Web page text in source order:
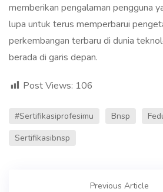
memberikan pengalaman pengguna
lupa untuk terus memperbarui
perkembangan terbaru di dunia
berada di garis depan.
Post Views: 106
#sertifikasiprofesimu Bnsp
Sertifikasibnsp
Previous Article